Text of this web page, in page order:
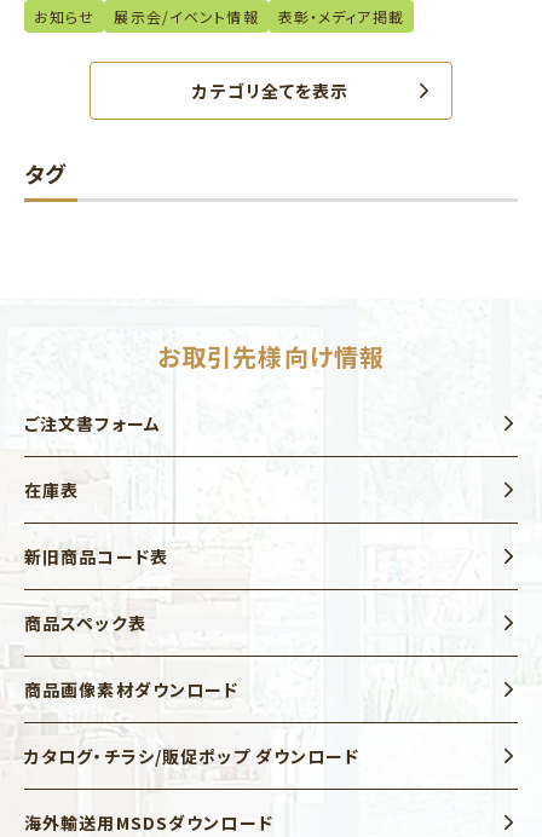
お知らせ 展示会/イベント情報 表彰・メディア掲載
カテゴリ全てを表示
タグ
お取引先様向け情報
ご注文書フォーム
在庫表
新旧商品コード表
商品スペック表
商品画像素材ダウンロード
カタログ・チラシ/販促ポップ ダウンロード
海外輸送用MSDSダウンロード